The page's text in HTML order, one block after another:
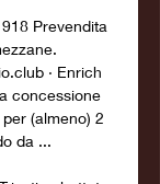
Prevendita
· Enrich
concessione
(almeno) 2
da ...